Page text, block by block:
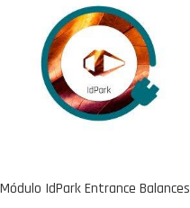
Módulo IdPark Entrance Balances